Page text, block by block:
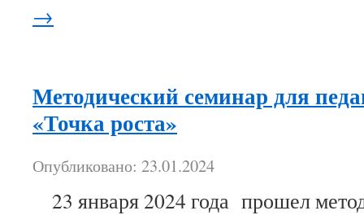
→
Методический семинар для
«Точка роста»
Опубликовано: 23.01.2024
23 января 2024 года прошел